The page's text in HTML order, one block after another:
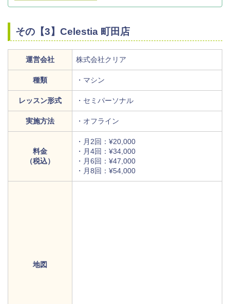
その【3】Celestia 町田店
運営会社 株式会社クリア
種類 ・マシン
レッスン形式 ・セミパーソナル
実施方法 ・オフライン
料金
（税込）
・月2回：¥20,000
・月4回：¥34,000
・月6回：¥47,000
・月8回：¥54,000
地図